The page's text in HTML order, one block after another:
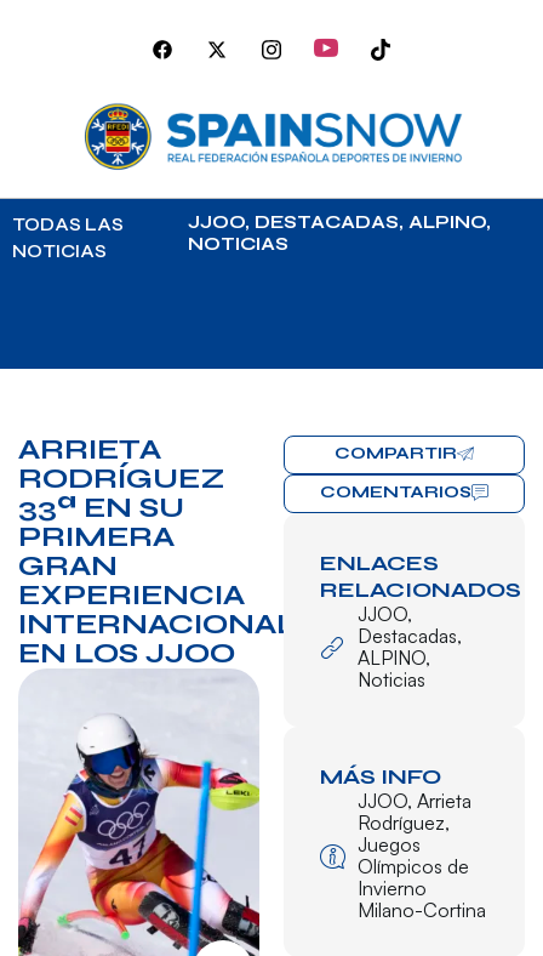
TODAS LAS
NOTICIAS
JJOO, DESTACADAS,ALPINO,
NOTICIAS
ARRIETA
RODRÍGUEZ
33ª EN SU
PRIMERA
GRAN
EXPERIENCIA
INTERNACIONAL
EN LOS JJOO
COMPARTIR
COMENTARIOS
ENLACES
RELACIONADOS
JJOO,
Destacadas,
ALPINO,
Noticias
MÁS INFO
JJOO, Arrieta
Rodríguez,
Juegos
Olímpicos de
Invierno
Milano-Cortina